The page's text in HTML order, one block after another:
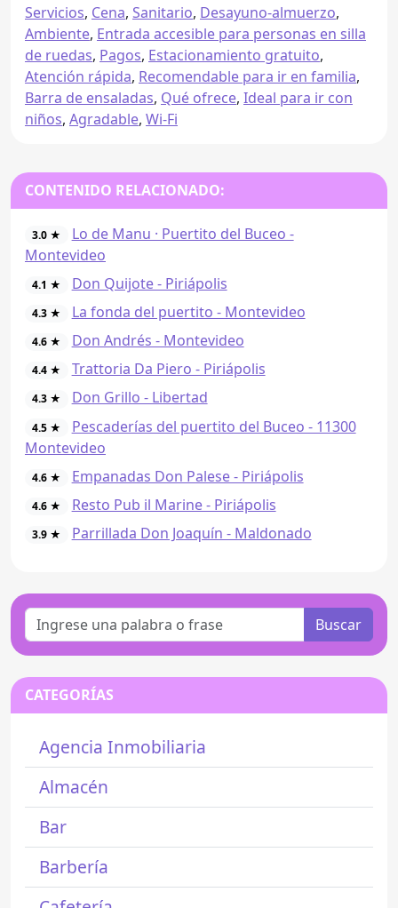
Servicios, Cena, Sanitario, Desayuno-almuerzo,
Ambiente, Entrada accesible para personas en silla
de ruedas, Pagos, Estacionamiento gratuito,
Atención rápida, Recomendable para ir en familia,
Barra de ensaladas, Qué ofrece, Ideal para ir con
niños, Agradable, Wi-Fi
CONTENIDO RELACIONADO:
3.0 ★
Lo de Manu · Puertito del Buceo -
Montevideo
4.1 ★ Don Quijote - Piriápolis
4.3 ★ La fonda del puertito - Montevideo
4.6 ★ Don Andrés - Montevideo
4.4 ★ Trattoria Da Piero - Piriápolis
4.3 ★ Don Grillo - Libertad
4.5 ★
Pescaderías del puertito del Buceo - 11300
Montevideo
4.6 ★ Empanadas Don Palese - Piriápolis
4.6 ★ Resto Pub il Marine - Piriápolis
3.9 ★ Parrillada Don Joaquín - Maldonado
Buscar
CATEGORÍAS
Agencia Inmobiliaria
Almacén
Bar
Barbería